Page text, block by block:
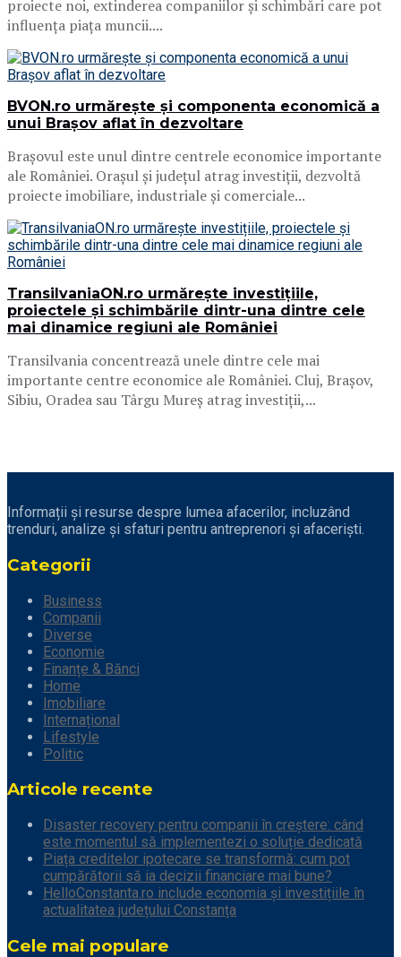
proiecte noi, extinderea companiilor și schimbări care pot
influența piața muncii....
BVON.ro urmărește și componenta economică a
unui Brașov aflat în dezvoltare
Brașovul este unul dintre centrele economice importante
ale României. Orașul și județul atrag investiții, dezvoltă
proiecte imobiliare, industriale și comerciale...
TransilvaniaON.ro urmărește investițiile,
proiectele și schimbările dintr-una dintre cele
mai dinamice regiuni ale României
Transilvania concentrează unele dintre cele mai
importante centre economice ale României. Cluj, Brașov,
Sibiu, Oradea sau Târgu Mureș atrag investiții,...
Informații și resurse despre lumea afacerilor, incluzând
trenduri, analize și sfaturi pentru antreprenori și afaceriști.
Categorii
Business
Companii
Diverse
Economie
Finanțe & Bănci
Home
Imobiliare
Internațional
Lifestyle
Politic
Articole recente
Disaster recovery pentru companii în creștere: când
este momentul să implementezi o soluție dedicată
Piața creditelor ipotecare se transformă: cum pot
cumpărătorii să ia decizii financiare mai bune?
HelloConstanta.ro include economia și investițiile în
actualitatea județului Constanța
Cele mai populare